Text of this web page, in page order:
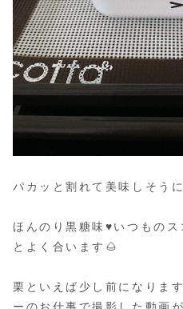
パカッと割れて美味しそう
ほんのり黒糖味♥いつもの
とよく合います🌰
栗といえば少し前になりま